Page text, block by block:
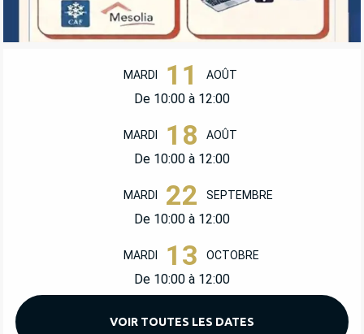
OUVERTURE ET COORDONNÉES
MARDI 11 AOÛT
De 10:00 à 12:00
MARDI 18 AOÛT
De 10:00 à 12:00
MARDI 22 SEPTEMBRE
De 10:00 à 12:00
MARDI 13 OCTOBRE
De 10:00 à 12:00
VOIR TOUTES LES DATES